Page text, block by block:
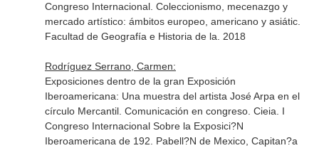
Congreso Internacional. Coleccionismo, mecenazgo y
mercado artístico: ámbitos europeo, americano y asiátic.
Facultad de Geografía e Historia de la. 2018
Rodríguez Serrano, Carmen:
Exposiciones dentro de la gran Exposición
Iberoamericana: Una muestra del artista José Arpa en el
círculo Mercantil. Comunicación en congreso. Cieia. I
Congreso Internacional Sobre la Exposici?N
Iberoamericana de 192. Pabell?N de Mexico, Capitan?a